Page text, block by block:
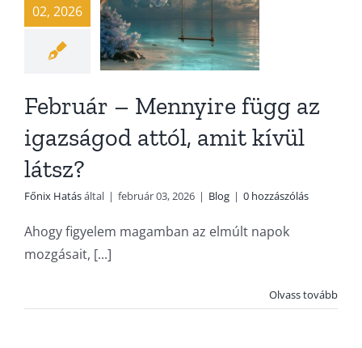
02, 2026
Blog
Február – Mennyire függ az
igazságod attól, amit kívül
látsz?
Főnix Hatásáltal | február 03, 2026 | Blog | 0 hozzászólás
Ahogy figyelem magamban az elmúlt napok
mozgásait, [...]
Olvass tovább